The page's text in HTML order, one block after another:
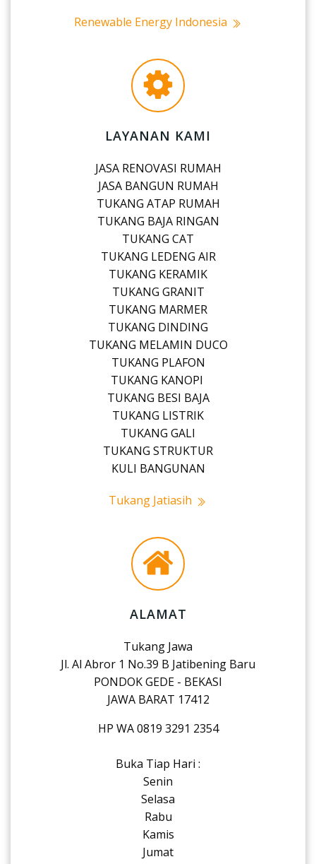
Renewable Energy Indonesia
LAYANAN KAMI
JASA RENOVASI RUMAH
JASA BANGUN RUMAH
TUKANG ATAP RUMAH
TUKANG BAJA RINGAN
TUKANG CAT
TUKANG LEDENG AIR
TUKANG KERAMIK
TUKANG GRANIT
TUKANG MARMER
TUKANG DINDING
TUKANG MELAMIN DUCO
TUKANG PLAFON
TUKANG KANOPI
TUKANG BESI BAJA
TUKANG LISTRIK
TUKANG GALI
TUKANG STRUKTUR
KULI BANGUNAN
Tukang Jatiasih
ALAMAT
Tukang Jawa
Jl. Al Abror 1 No.39 B Jatibening Baru
PONDOK GEDE - BEKASI
JAWA BARAT 17412
HP WA 0819 3291 2354
Buka Tiap Hari :
Senin
Selasa
Rabu
Kamis
Jumat